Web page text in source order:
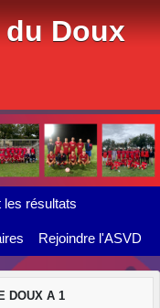
du Doux
les résultats
Rejoindre l'ASVD
DOUX A 1